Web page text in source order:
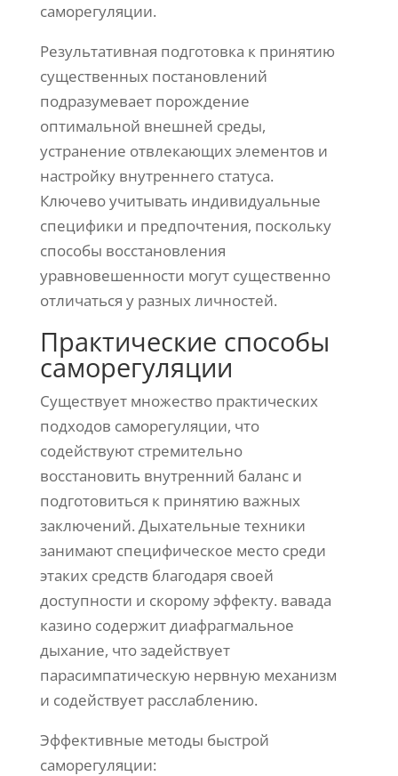
саморегуляции.
Результативная подготовка к принятию
существенных постановлений
подразумевает порождение
оптимальной внешней среды,
устранение отвлекающих элементов и
настройку внутреннего статуса.
Ключево учитывать индивидуальные
специфики и предпочтения, поскольку
способы восстановления
уравновешенности могут существенно
отличаться у разных личностей.
Практические способы
саморегуляции
Существует множество практических
подходов саморегуляции, что
содействуют стремительно
восстановить внутренний баланс и
подготовиться к принятию важных
заключений. Дыхательные техники
занимают специфическое место среди
этаких средств благодаря своей
доступности и скорому эффекту. вавада
казино содержит диафрагмальное
дыхание, что задействует
парасимпатическую нервную механизм
и содействует расслаблению.
Эффективные методы быстрой
саморегуляции: